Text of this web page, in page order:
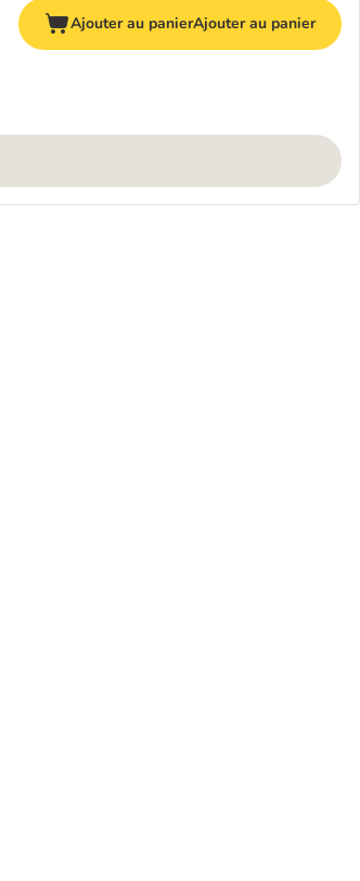
Ajouter au panierAjouter au panier